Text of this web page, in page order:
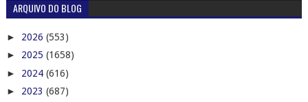
ARQUIVO DO BLOG
► 2026 (553)
► 2025 (1658)
► 2024 (616)
► 2023 (687)